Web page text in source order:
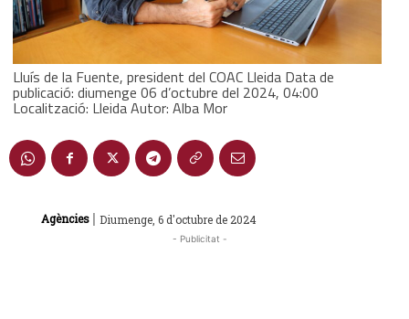
Lluís de la Fuente, president del COAC Lleida Data de
publicació: diumenge 06 d’octubre del 2024, 04:00
Localització: Lleida Autor: Alba Mor
Agències | Diumenge, 6 d'octubre de 2024
- Publicitat -